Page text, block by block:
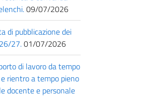
09/07/2026
di pubblicazione dei
27.01/07/2026
di lavoro da tempo
rientro a tempo pieno
docente e personale